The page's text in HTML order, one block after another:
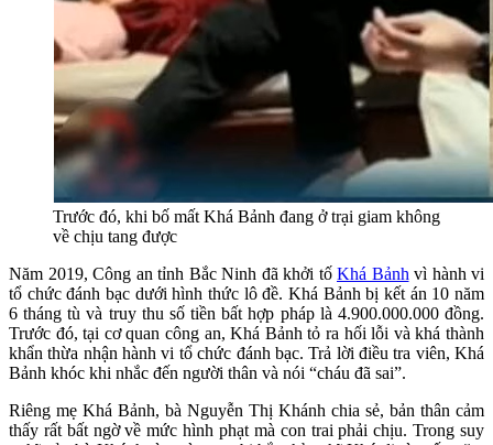
Trước đó, khi bố mất Khá Bảnh đang ở trại giam không
về chịu tang được
Năm 2019, Công an tỉnh Bắc Ninh đã khởi tố Khá Bảnh vì hành vi
tổ chức đánh bạc dưới hình thức lô đề. Khá Bảnh bị kết án 10 năm
6 tháng tù và truy thu số tiền bất hợp pháp là 4.900.000.000 đồng.
Trước đó, tại cơ quan công an, Khá Bảnh tỏ ra hối lỗi và khá thành
khẩn thừa nhận hành vi tổ chức đánh bạc. Trả lời điều tra viên, Khá
Bảnh khóc khi nhắc đến người thân và nói “cháu đã sai”.
Riêng mẹ Khá Bảnh, bà Nguyễn Thị Khánh chia sẻ, bản thân cảm
thấy rất bất ngờ về mức hình phạt mà con trai phải chịu. Trong suy